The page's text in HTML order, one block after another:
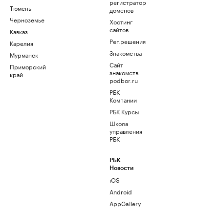
Тюмень
Черноземье
Кавказ
Карелия
Мурманск
Приморский
край
доменов
Хостинг
сайтов
Рег.решения
Знакомства
Сайт
знакомств
podbor.ru
РБК
Компании
РБК Курсы
Школа
управления
РБК
РБК
Новости
iOS
Android
AppGallery